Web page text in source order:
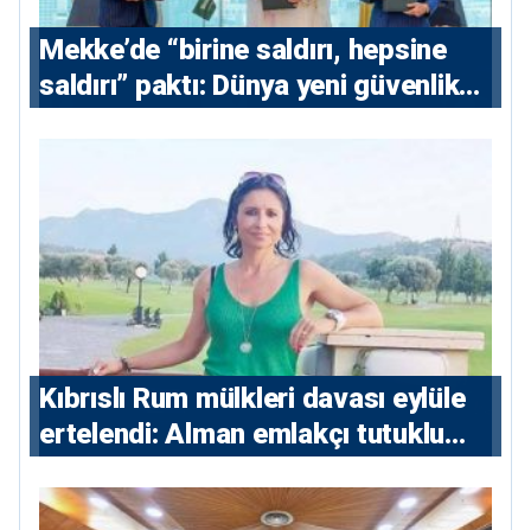
Mekke’de “birine saldırı, hepsine
saldırı” paktı: Dünya yeni güvenlik
Kıbrıslı Rum mülkleri davası eylüle
ertelendi: Alman emlakçı tutuklu